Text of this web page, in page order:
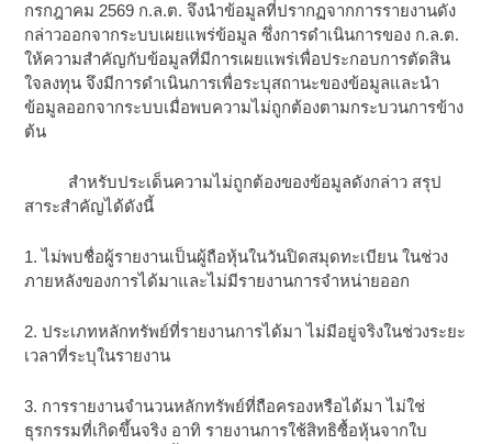
กรกฎาคม 2569 ก.ล.ต. จึงนำข้อมูลที่ปรากฏจากการรายงานดัง
กล่าวออกจากระบบเผยแพร่ข้อมูล ซึ่งการดำเนินการของ ก.ล.ต.
ให้ความสำคัญกับข้อมูลที่มีการเผยแพร่เพื่อประกอบการตัดสิน
ใจลงทุน จึงมีการดำเนินการเพื่อระบุสถานะของข้อมูลและนำ
ข้อมูลออกจากระบบเมื่อพบความไม่ถูกต้องตามกระบวนการข้าง
ต้น
สำหรับประเด็นความไม่ถูกต้องของข้อมูลดังกล่าว สรุป
สาระสำคัญได้ดังนี้
1. ไม่พบชื่อผู้รายงานเป็นผู้ถือหุ้นในวันปิดสมุดทะเบียน ในช่วง
ภายหลังของการได้มาและไม่มีรายงานการจำหน่ายออก
2. ประเภทหลักทรัพย์ที่รายงานการได้มา ไม่มีอยู่จริงในช่วงระยะ
เวลาที่ระบุในรายงาน
3. การรายงานจำนวนหลักทรัพย์ที่ถือครองหรือได้มา ไม่ใช่
ธุรกรรมที่เกิดขึ้นจริง อาทิ รายงานการใช้สิทธิซื้อหุ้นจากใบ